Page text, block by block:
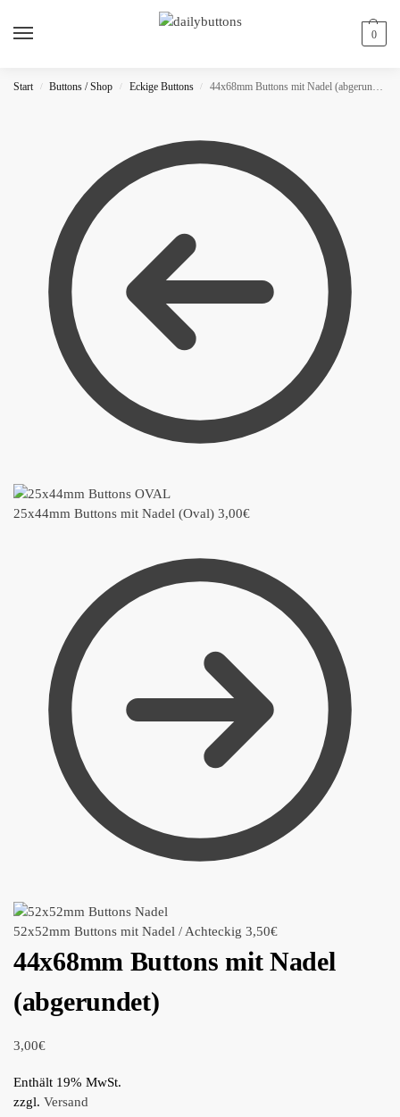
0
Start / Buttons / Shop / Eckige Buttons / 44x68mm Buttons mit Nadel (abgerundet)
25x44mm Buttons mit Nadel (Oval) 3,00€
52x52mm Buttons mit Nadel / Achteckig 3,50€
44x68mm Buttons mit Nadel
(abgerundet)
3,00€
Enthält 19% MwSt.
zzgl. Versand